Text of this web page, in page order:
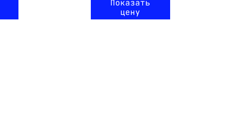
Показать
цену